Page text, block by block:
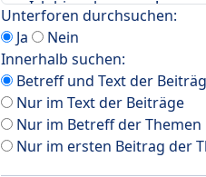
Unterforen durchsuchen:
Ja
Nein
Innerhalb suchen:
Betreff und Text der
Nur im Text der Beiträge
Nur im Betreff der Themen
Nur im ersten Beitrag der